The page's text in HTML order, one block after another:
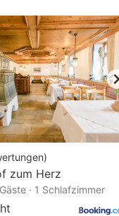
)
zum Herz
· 1 Schlafzimmer